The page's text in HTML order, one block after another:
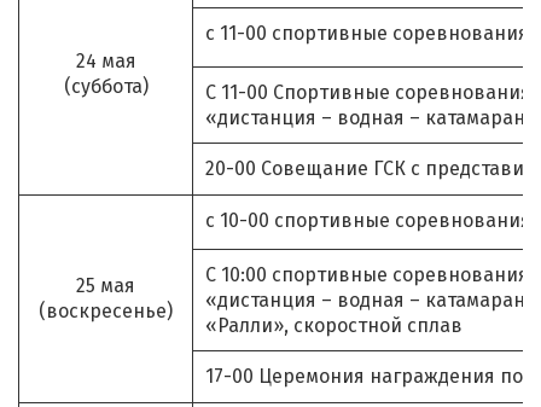
24 мая
(суббота)
с 11-00 спортивные
С 11-00 Спортивные
«дистанция – водная – катамаран
20-00 Совещание ГСК с
25 мая
(воскресенье)
с 10-00 спортивные
С 10:00 спортивные соревнования
«дистанция – водная – катамаран
«Ралли», скоростной сплав
17-00 Церемония награждения